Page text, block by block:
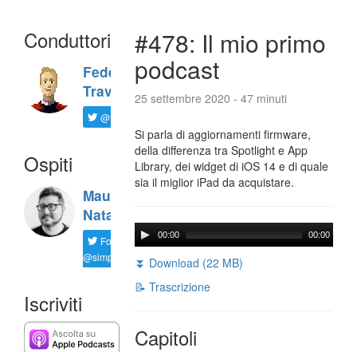
Conduttori
Federico
Travaini
@ftrava
Ospiti
Maurizio
Natali
Follow
@simplemal
Iscriviti
#478: Il mio primo
podcast
25 settembre 2020 - 47 minuti
Si parla di aggiornamenti firmware,
della differenza tra Spotlight e App
Library, dei widget di iOS 14 e di quale
sia il miglior iPad da acquistare.
00:00 00:00
⏬ Download (22 MB)
📝 Trascrizione
Capitoli